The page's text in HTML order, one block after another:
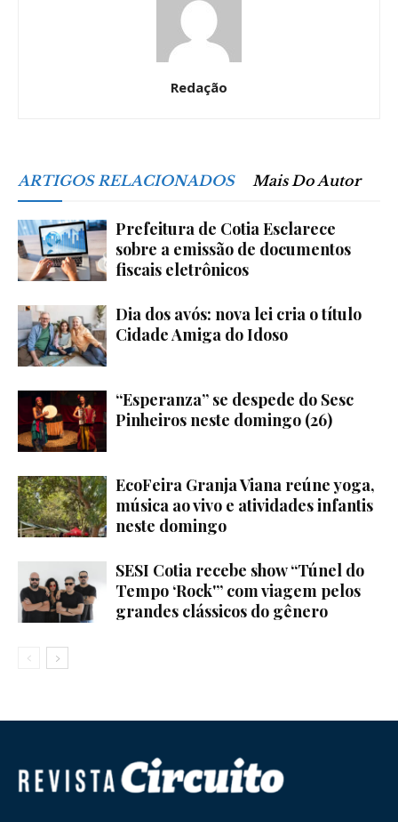
Redação
ARTIGOS RELACIONADOS Mais Do Autor
Prefeitura de Cotia Esclarece
sobre a emissão de documentos
fiscais eletrônicos
Dia dos avós: nova lei cria o título
Cidade Amiga do Idoso
“Esperanza” se despede do Sesc
Pinheiros neste domingo (26)
EcoFeira Granja Viana reúne yoga,
música ao vivo e atividades infantis
neste domingo
SESI Cotia recebe show “Túnel do
Tempo ‘Rock'” com viagem pelos
grandes clássicos do gênero